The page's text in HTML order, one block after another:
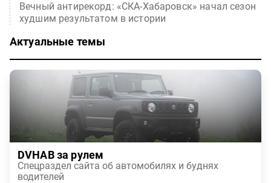
Вечный антирекорд: «СКА-Хабаровск» начал сезон
худшим результатом в истории
Актуальные темы
DVHAB за рулем
Спецраздел сайта об автомобилях и буднях
водителей